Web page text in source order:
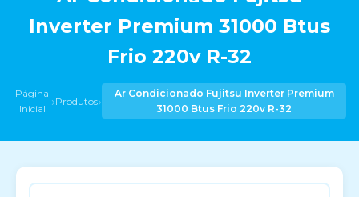
Inverter Premium 31000 Btus
Frio 220v R-32
Página
Inicial ›Produtos›
Ar Condicionado Fujitsu Inverter Premium
31000 Btus Frio 220v R-32